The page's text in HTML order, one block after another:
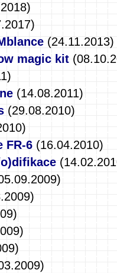
(24.11.2013)
magic kit
(14.08.2011)
(29.08.2010)
FR-6 (16.04.2010)